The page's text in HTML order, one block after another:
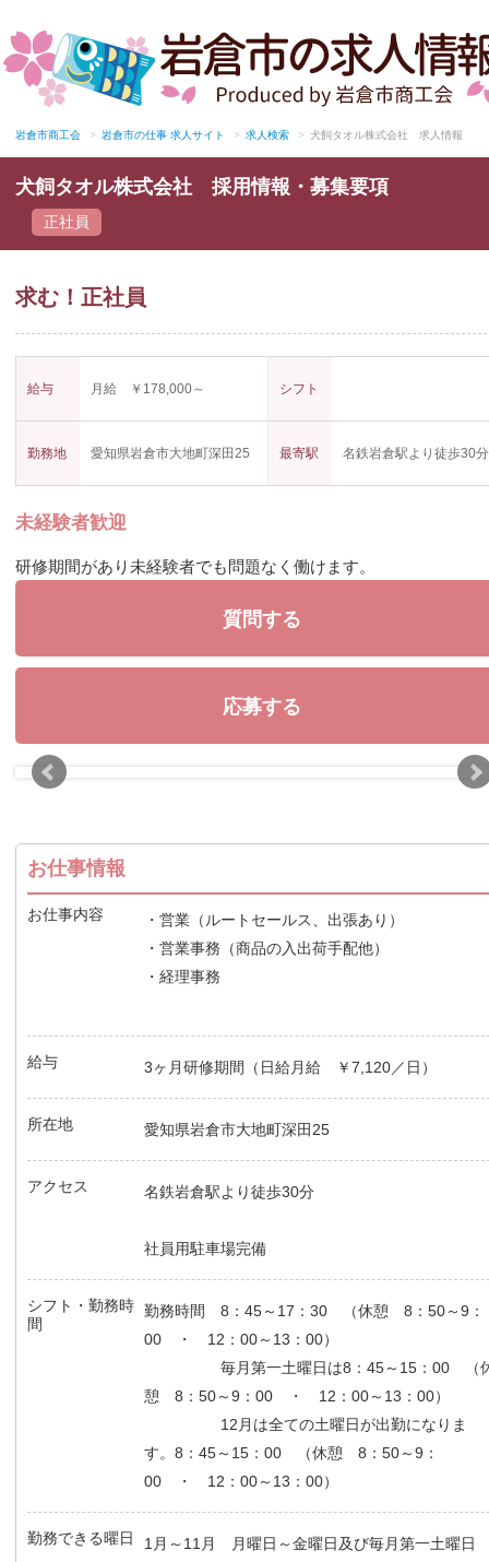
岩倉市商工会 > 岩倉市の仕事 求人サイト > 求人検索 > 犬飼タオル株式会社 求人情報
犬飼タオル株式会社 採用情報・募集要項
正社員
求む！正社員
給与 月給 ￥178,000～ シフト
勤務地 愛知県岩倉市大地町深田25 最寄駅 名鉄岩倉駅より徒歩30分
未経験者歓迎
研修期間があり未経験者でも問題なく働けます。
質問する
応募する
お仕事情報
お仕事内容
・営業（ルートセールス、出張あり）
・営業事務（商品の入出荷手配他）
・経理事務
給与 3ヶ月研修期間（日給月給 ￥7,120／日）
所在地 愛知県岩倉市大地町深田25
アクセス 名鉄岩倉駅より徒歩30分
社員用駐車場完備
シフト・勤務時
間
勤務時間 8：45～17：30 （休憩 8：50～9：
00 ・ 12：00～13：00）
毎月第一土曜日は8：45～15：00 （
憩 8：50～9：00 ・ 12：00～13：00）
12月は全ての土曜日が出勤になりま
す。8：45～15：00 （休憩 8：50～9：
00 ・ 12：00～13：00）
勤務できる曜日
1月～11月 月曜日～金曜日及び毎月第一土曜日